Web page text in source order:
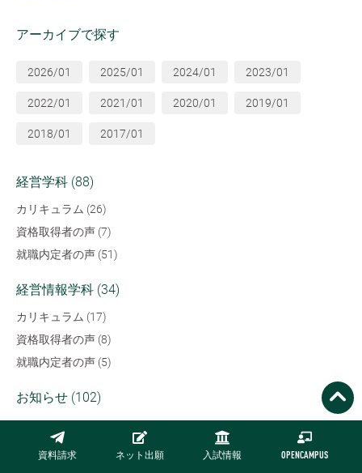
資料請求 ネット出願 入試情報 OPENCAMPUS
アーカイブで探す
2026/01 2025/01 2024/01 2023/01
2022/01 2021/01 2020/01 2019/01
2018/01 2017/01
経営学科 (88)
カリキュラム (26)
資格取得者の声 (7)
就職内定者の声 (51)
経営情報学科 (34)
カリキュラム (17)
資格取得者の声 (8)
就職内定者の声 (5)
お知らせ (102)